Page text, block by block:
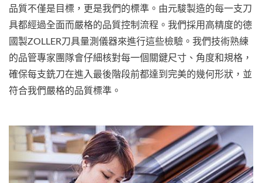
品質不僅是目標，更是我們的標準。由元駿製造的每一支刀
具都經過全面而嚴格的品質控制流程。我們採用高精度的德
國製ZOLLER刀具量測儀器來進行這些檢驗。我們技術熟練
的品管專家團隊會仔細核對每一個關鍵尺寸、角度和規格，
確保每支銑刀在進入最後階段前都達到完美的幾何形狀，並
符合我們嚴格的品質標準。